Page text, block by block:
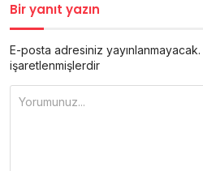
Bir yanıt yazın
E-posta adresiniz yayınlanmayacak.
işaretlenmişlerdir